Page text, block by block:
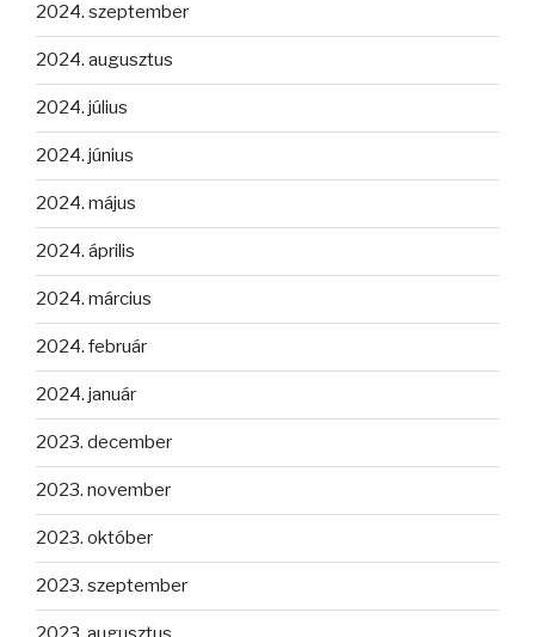
2024. szeptember
2024. augusztus
2024. július
2024. június
2024. május
2024. április
2024. március
2024. február
2024. január
2023. december
2023. november
2023. október
2023. szeptember